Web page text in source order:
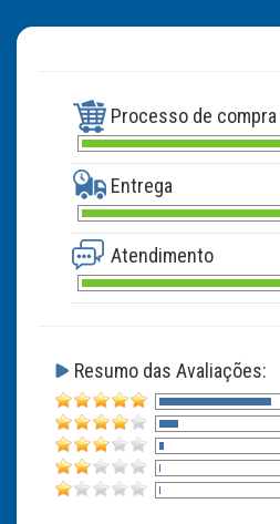
Processo de compra
Entrega
Atendimento
Resumo das Avaliações: